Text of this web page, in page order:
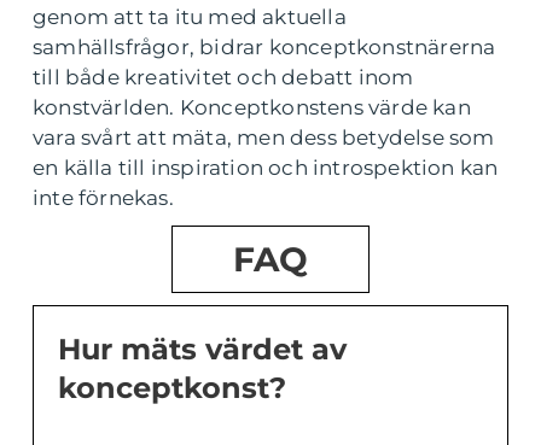
genom att ta itu med aktuella
samhällsfrågor, bidrar konceptkonstnärerna
till både kreativitet och debatt inom
konstvärlden. Konceptkonstens värde kan
vara svårt att mäta, men dess betydelse som
en källa till inspiration och introspektion kan
inte förnekas.
FAQ
Hur mäts värdet av
konceptkonst?